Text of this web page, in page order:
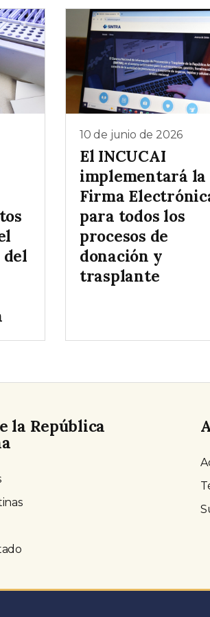
10 de junio de 2026
El INCUCAI
implementará la
Firma
para todos los
procesos de
donación y
trasplante
la República